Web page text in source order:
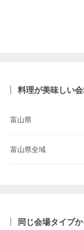
料理が美味しい
富山県
富山県全域
同じ会場タイプ